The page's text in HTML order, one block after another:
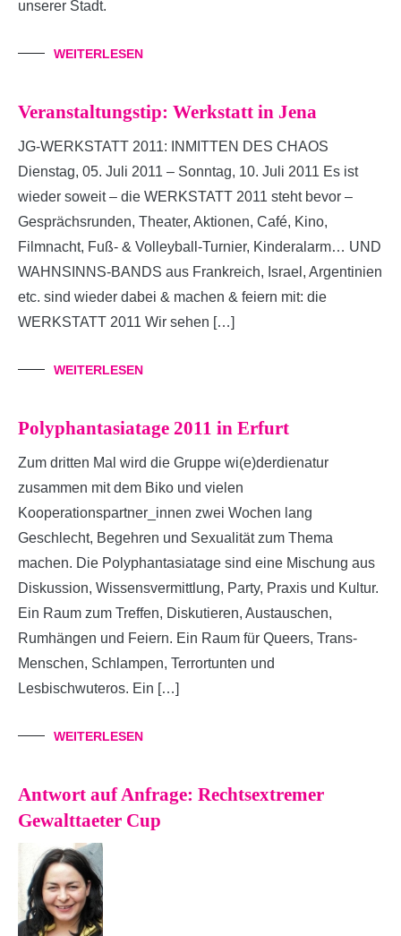
unserer Stadt.
WEITERLESEN
Veranstaltungstip: Werkstatt in Jena
JG-WERKSTATT 2011: INMITTEN DES CHAOS
Dienstag, 05. Juli 2011 – Sonntag, 10. Juli 2011 Es ist
wieder soweit – die WERKSTATT 2011 steht bevor –
Gesprächsrunden, Theater, Aktionen, Café, Kino,
Filmnacht, Fuß- & Volleyball-Turnier, Kinderalarm… UND
WAHNSINNS-BANDS aus Frankreich, Israel, Argentinien
etc. sind wieder dabei & machen & feiern mit: die
WERKSTATT 2011 Wir sehen […]
WEITERLESEN
Polyphantasiatage 2011 in Erfurt
Zum dritten Mal wird die Gruppe wi(e)derdienatur
zusammen mit dem Biko und vielen
Kooperationspartner_innen zwei Wochen lang
Geschlecht, Begehren und Sexualität zum Thema
machen. Die Polyphantasiatage sind eine Mischung aus
Diskussion, Wissensvermittlung, Party, Praxis und Kultur.
Ein Raum zum Treffen, Diskutieren, Austauschen,
Rumhängen und Feiern. Ein Raum für Queers, Trans-
Menschen, Schlampen, Terrortunten und
Lesbischwuteros. Ein […]
WEITERLESEN
Antwort auf Anfrage: Rechtsextremer
Gewalttaeter Cup